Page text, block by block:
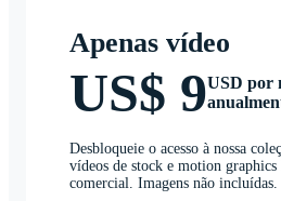
Apenas vídeo
US$ 9USD por
Desbloqueie o acesso à nossa
vídeos de stock e motion graphics
comercial. Imagens não incluídas.